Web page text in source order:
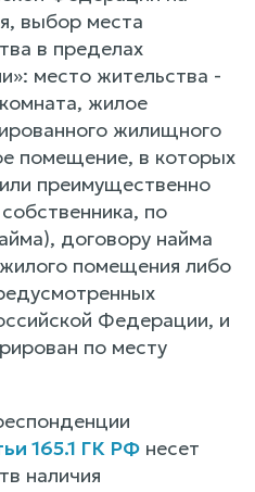
выбор места
в пределах
место жительства -
жилое
жилищного
помещение, в которых
преимущественно
по
договору найма
помещения либо
Федерации, и
по месту
165.1 ГК РФ несет
наличия